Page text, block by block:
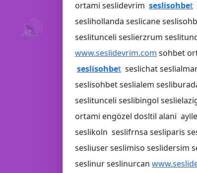
📱
🔊
🔊
📢
ortami seslidevrim seslisohbet
seslihollanda seslicane
seslitunceli seslierzrum
www.seslidevrim.com sohbet
seslisohbet seslichat
seslisohbet seslialem
seslitunceli seslibingol
ortami engözel dosltil alani
seslikoln seslifrnsa sesliparis
sesliuser seslimiso seslidersim
seslinur seslinurcan